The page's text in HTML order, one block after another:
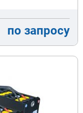
по запросу